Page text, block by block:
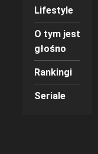
Lifestyle
O tym jest
głośno
Rankingi
Seriale